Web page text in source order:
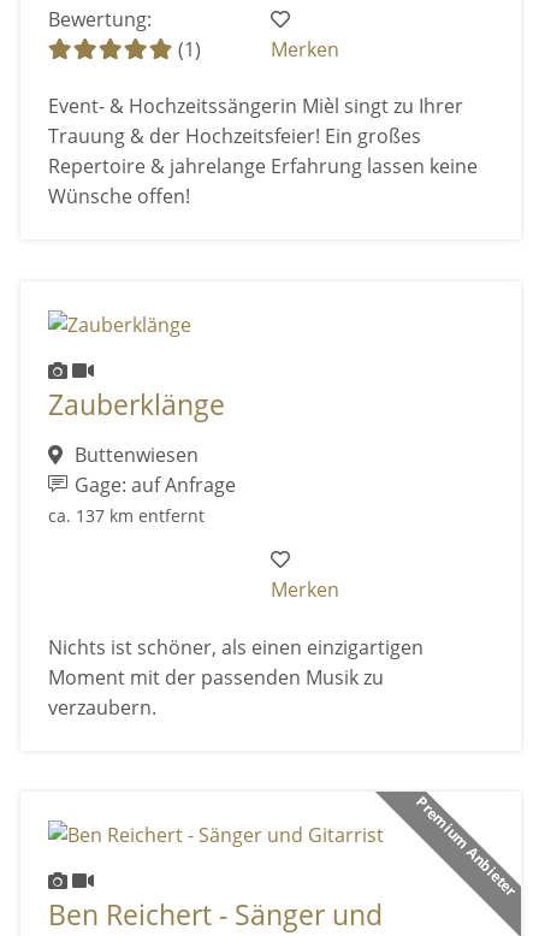
Bewertung:
(1)
Merken
Event- & Hochzeitssängerin Mièl singt zu Ihrer
Trauung & der Hochzeitsfeier! Ein großes
Repertoire & jahrelange Erfahrung lassen keine
Wünsche offen!
Zauberklänge
Buttenwiesen
Gage: auf Anfrage
ca. 137 km entfernt
Merken
Nichts ist schöner, als einen einzigartigen
Moment mit der passenden Musik zu
verzaubern.
Premium Anbieter
Ben Reichert - Sänger und